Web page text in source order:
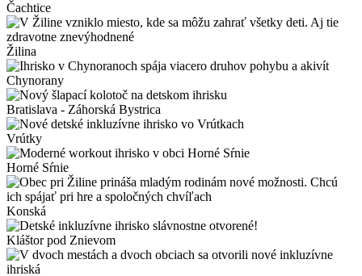
Čachtice
Žilina
Chynorany
Bratislava - Záhorská Bystrica
Vrútky
Horné Sŕnie
Konská
Kláštor pod Znievom